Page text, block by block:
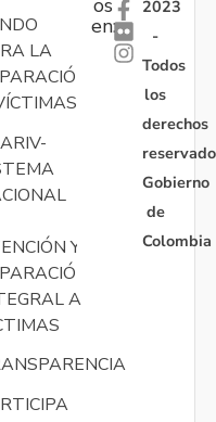
LA
Y
A
os
en:
2023
-
Todos
los
derechos
Gobierno
de
Colombia